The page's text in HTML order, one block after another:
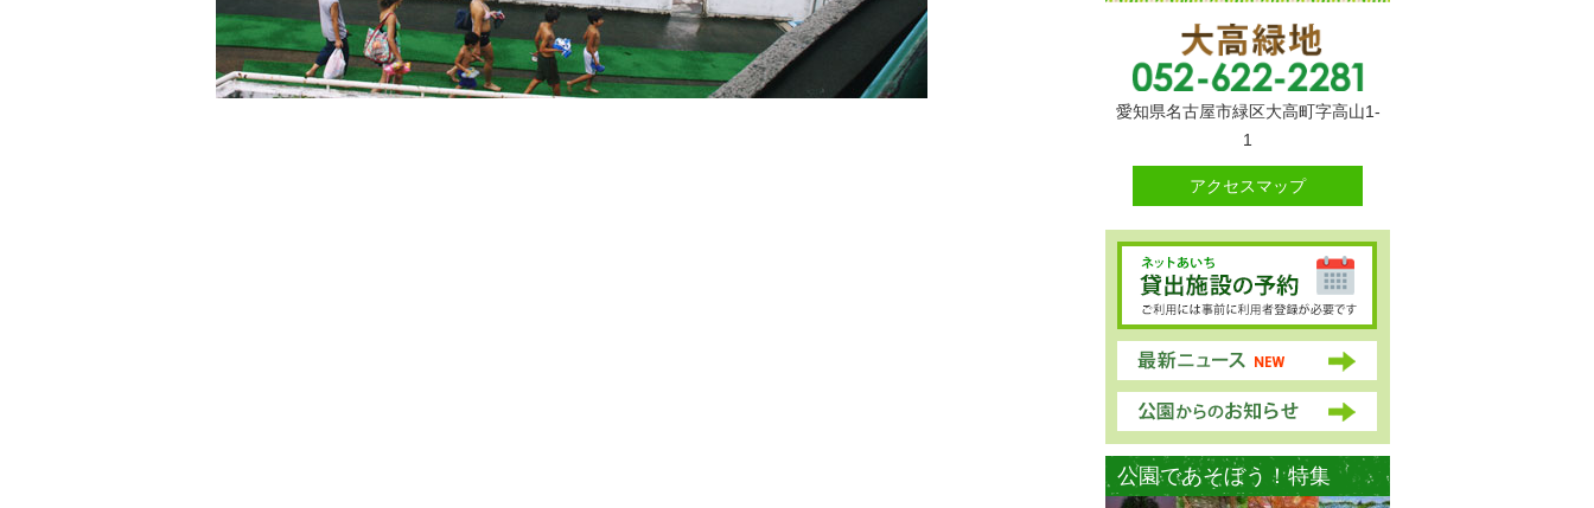
愛知県名古屋市緑区大高町字高山1-
1
アクセスマップ
公園であそぼう！特集